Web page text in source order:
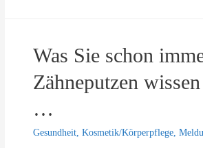
u
g
l
s
P
u
ö
p
e
k
n
Was Sie schon
Zähneputzen
…
Gesundheit ,Kosmetik/Körperpflege ,